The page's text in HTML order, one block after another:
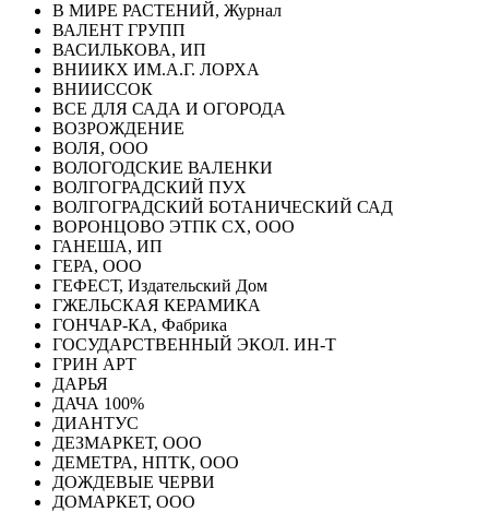
В МИРЕ РАСТЕНИЙ, Журнал
ВАЛЕНТ ГРУПП
ВАСИЛЬКОВА, ИП
ВНИИКХ ИМ.А.Г. ЛОРХА
ВНИИССОК
ВСЕ ДЛЯ САДА И ОГОРОДА
ВОЗРОЖДЕНИЕ
ВОЛЯ, ООО
ВОЛОГОДСКИЕ ВАЛЕНКИ
ВОЛГОГРАДСКИЙ ПУХ
ВОЛГОГРАДСКИЙ БОТАНИЧЕСКИЙ САД
ВОРОНЦОВО ЭТПК СХ, ООО
ГАНЕША, ИП
ГЕРА, ООО
ГЕФЕСТ, Издательский Дом
ГЖЕЛЬСКАЯ КЕРАМИКА
ГОНЧАР-КА, Фабрика
ГОСУДАРСТВЕННЫЙ ЭКОЛ. ИН-Т
ГРИН АРТ
ДАРЬЯ
ДАЧА 100%
ДИАНТУС
ДЕЗМАРКЕТ, ООО
ДЕМЕТРА, НПТК, ООО
ДОЖДЕВЫЕ ЧЕРВИ
ДОМАРКЕТ, ООО